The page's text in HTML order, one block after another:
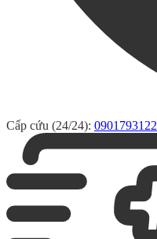
Cấp cứu (24/24): 0901793122